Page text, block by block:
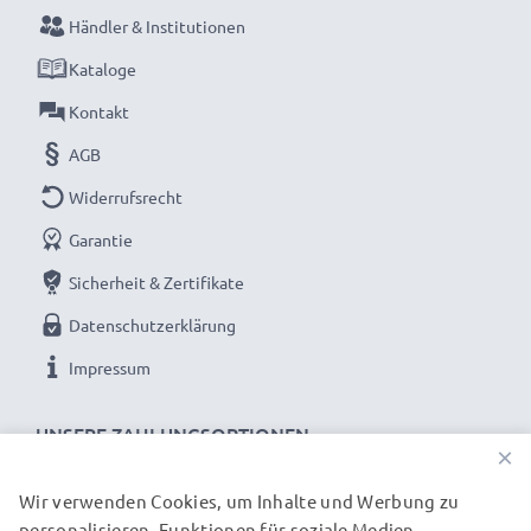
aufladen.
kompakten LCD-Ladegerät von CELLONIC. Jetzt
bestellen mit schneller Lieferung und 3 Jahren
Garantie!
UNSERE ZAHLUNGSOPTIONEN
Händler & Institutionen
Kataloge
Kontakt
AGB
Widerrufsrecht
Garantie
Sicherheit & Zertifikate
Datenschutzerklärung
Impressum
×
Wir verwenden Cookies, um Inhalte und Werbung zu